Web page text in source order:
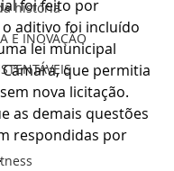
história
E INOVAÇÃO
foi feito por
aditivo foi incluído
lei municipal
que permitia
nova licitação.
as demais questões
respondidas por